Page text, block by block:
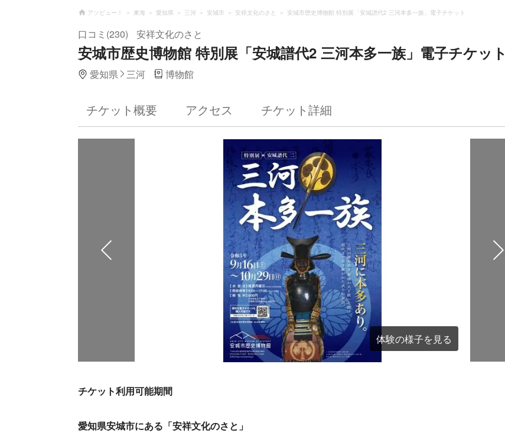
アソビュー！ 東海 愛知県 三河 安城市 安祥文化のさと 安城市歴史博物館 特別展「安城譜代2 三河本多一族」電子チケット
口コミ(230) 安祥文化のさと
安城市歴史博物館 特別展「安城譜代2 三河本多一族」電子チケット
愛知県 三河 博物館
チケット概要 アクセス チケット詳細
体験の様子を見る
チケット利用可能期間
愛知県安城市にある「安祥文化のさと」